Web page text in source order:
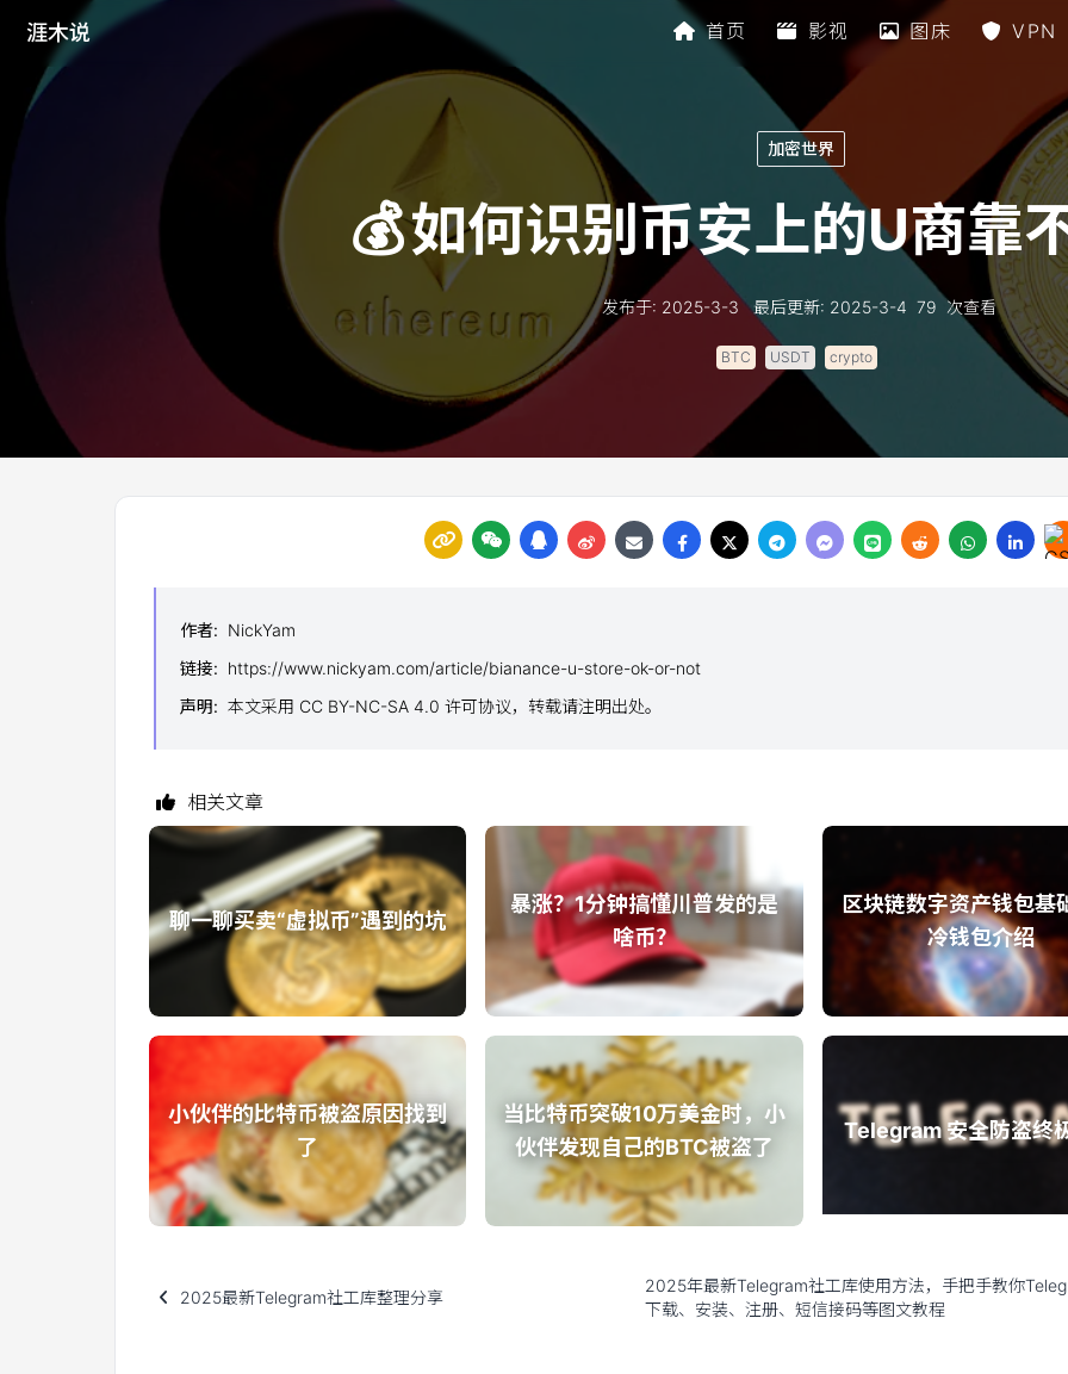
涯木说 首页 影视 图床 VPN
加密世界
💰如何识别币安上的U商靠
发布于: 2025-3-3 最后更新: 2025-3-4 79 次查看
BTC USDT crypto
作者: NickYam
链接: https://www.nickyam.com/article/bianance-u-store-ok-or-not
声明: 本文采用 CC BY-NC-SA 4.0 许可协议，转载请注明出处。
相关文章
聊一聊买卖“虚拟币”遇到的坑
暴涨？1分钟搞懂川普发的是
啥币？
区块链数字资产钱包
冷钱包介绍
小伙伴的比特币被盗原因找到
了
当比特币突破10万美金时，小
伙伴发现自己的BTC被盗了
Telegram 安全防盗终
2025最新Telegram社工库整理分享
2025年最新Telegram社工库使用方法，手把手教你
下载、安装、注册、短信接码等图文教程